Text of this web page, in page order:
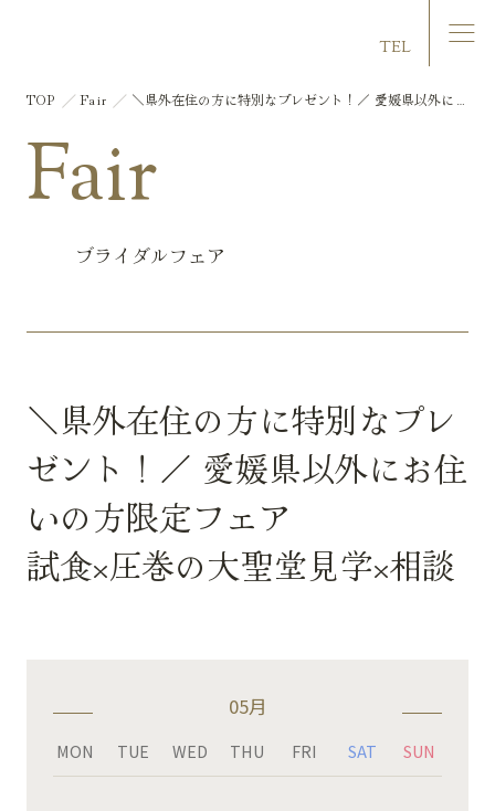
TEL
Fair
ブライダルフェア
TOP Fair
＼県外在住の方に特別なプレゼント！／ 愛媛県以外にお
＼県外在住の方に特別なプレ
ゼント！／ 愛媛県以外にお住
いの方限定フェア
試食×圧巻の大聖堂見学×相談
05月
MON TUE WED THU FRI SAT SUN